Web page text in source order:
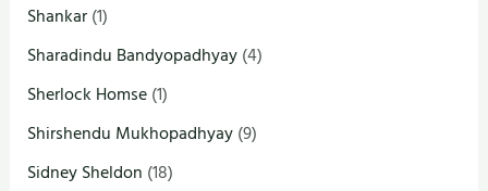
Shankar(1)
Sharadindu Bandyopadhyay(4)
Sherlock Homse(1)
Shirshendu Mukhopadhyay(9)
Sidney Sheldon (18)